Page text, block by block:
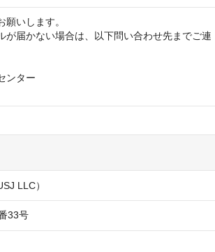
願いします。
が届かない場合は、以下問い合わせ先までご連
ンター
LLC）
33号